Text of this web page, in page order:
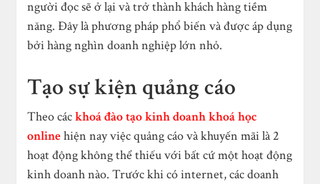
người đọc sẽ ở lại và trở thành khách hàng tiềm
năng. Đây là phương pháp phổ biến và được áp dụng
bởi hàng nghìn doanh nghiệp lớn nhỏ.
Tạo sự kiện quảng cáo
Theo cáckhoá đào tạo kinh doanh khoá học
onlinehiện nay việc quảng cáo và khuyến mãi là 2
hoạt động không thể thiếu với bất cứ một hoạt động
kinh doanh nào. Trước khi có internet, các doanh